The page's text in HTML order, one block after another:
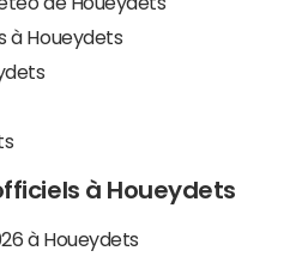
à Houeydets
à Houeydets
à Houeydets